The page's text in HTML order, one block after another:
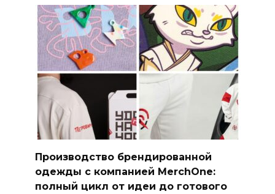
Производство брендированной
одежды с компанией MerchOne:
полный цикл от идеи до готового